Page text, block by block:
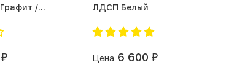
/
₽
ЛДСП Белый
Цена 6 600 ₽